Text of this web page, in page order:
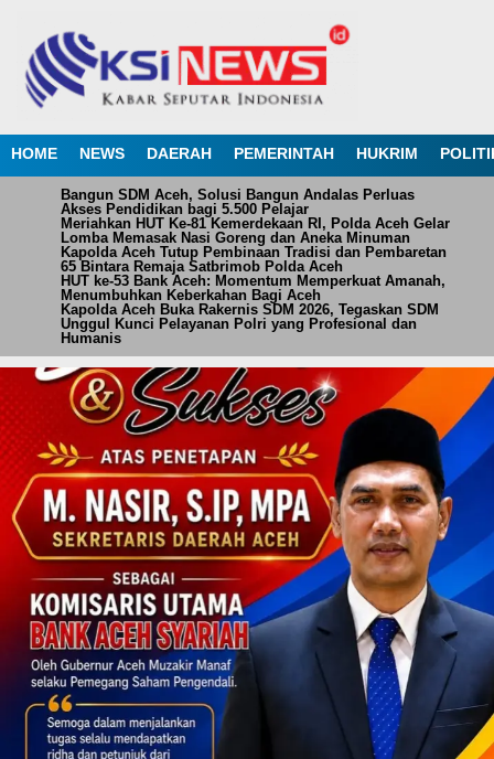
HOME NEWS DAERAH PEMERINTAH HUKRIM
Bangun SDM Aceh, Solusi Bangun Andalas Perluas
Akses Pendidikan bagi 5.500 Pelajar
Meriahkan HUT Ke-81 Kemerdekaan RI, Polda Aceh Gelar
Lomba Memasak Nasi Goreng dan Aneka Minuman
Kapolda Aceh Tutup Pembinaan Tradisi dan Pembaretan
65 Bintara Remaja Satbrimob Polda Aceh
HUT ke-53 Bank Aceh: Momentum Memperkuat Amanah,
Menumbuhkan Keberkahan Bagi Aceh
Kapolda Aceh Buka Rakernis SDM 2026, Tegaskan SDM
Unggul Kunci Pelayanan Polri yang Profesional dan
Humanis